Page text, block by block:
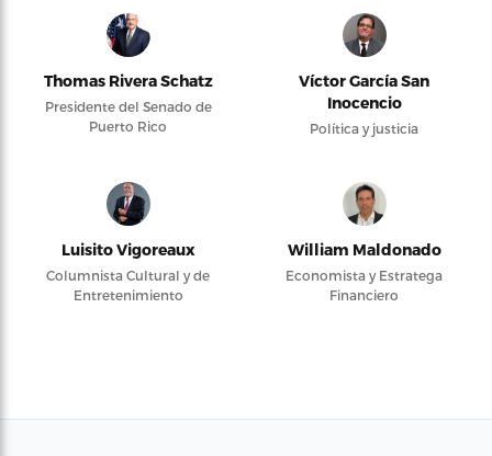
Thomas Rivera Schatz
Presidente del Senado de
Puerto Rico
Víctor García San
Inocencio
Política y justicia
Luisito Vigoreaux
Columnista Cultural y de
Entretenimiento
William Maldonado
Economista y Estratega
Financiero